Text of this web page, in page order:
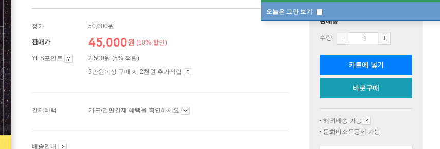
오늘은 그만 보기
정가 50,000원
판매가 45,000원 (10% 할인)
YES포인트
2,500원 (5% 적립)
5만원이상 구매 시 2천원 추가적립
결제혜택 카드/간편결제 혜택을 확인하세요
배송안내
판매중
수량
카트에 넣기
바로구매
해외배송 가능
문화비소득공제 가능